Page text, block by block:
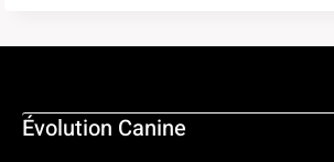
Évolution Canine